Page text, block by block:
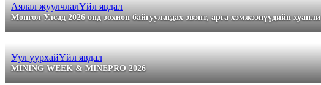
Аялал жуулчлалҮйл явдал
Монгол Улсад 2026 онд зохион байгуулагдах эвэнт, арга хэмжээнүүдийн хуанли
Уул уурхайҮйл явдал
MINING WEEK & MINEPRO 2026